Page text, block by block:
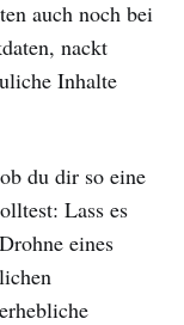
auch noch bei
nackt
Inhalte
du dir so eine
Lass es
eines